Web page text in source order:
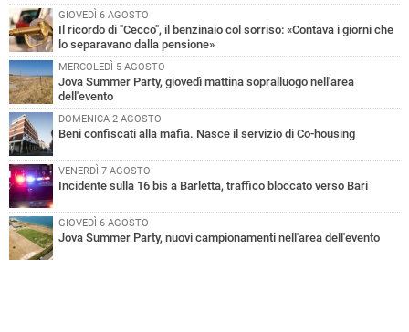
GIOVEDÌ 6 AGOSTO
Il ricordo di "Cecco", il benzinaio col sorriso: «Contava i giorni che
lo separavano dalla pensione»
MERCOLEDÌ 5 AGOSTO
Jova Summer Party, giovedì mattina sopralluogo nell'area
dell'evento
DOMENICA 2 AGOSTO
Beni confiscati alla mafia. Nasce il servizio di Co-housing
VENERDÌ 7 AGOSTO
Incidente sulla 16 bis a Barletta, traffico bloccato verso Bari
GIOVEDÌ 6 AGOSTO
Jova Summer Party, nuovi campionamenti nell'area dell'evento